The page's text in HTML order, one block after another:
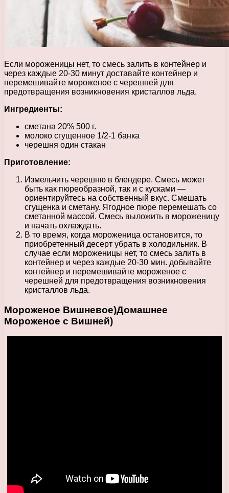
Если мороженицы нет, то смесь залить в контейнер и
через каждые 20-30 минут доставайте контейнер и
перемешивайте мороженое с черешней для
предотвращения возникновения кристаллов льда.
Ингредиенты:
сметана 20% 500 г.
молоко сгущенное 1/2-1 банка
черешня один стакан
Приготовление:
Измельчить черешню в блендере. Смесь может
быть как пюреобразной, так и с кусками —
ориентируйтесь на собственный вкус. Смешать
сгущенка и сметану. Ягодное пюре перемешать со
сметанной массой. Смесь выложить в мороженицу
и начать охлаждать.
В то время, когда мороженица остановится, то
приобретенный десерт убрать в холодильник. В
случае если мороженицы нет, то смесь залить в
контейнер и через каждые 20-30 мин. добывайте
контейнер и перемешивайте мороженое с
черешней для предотвращения возникновения
кристаллов льда.
Мороженое Вишневое)Домашнее
Мороженое с Вишней)